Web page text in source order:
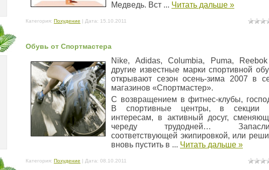
Медведь. Вст ... Читать дальше »
Категория: Похудение | Дата: 15.10.2011
Обувь от Спортмастера
Nike, Adidas, Columbia, Pumа,
другие известные марки спортивной
открывают сезон осень-зима 2007 в
магазинов «Спортмастер».
С возвращением в фитнес-клубы,
В спортивные центры, в секции
интересам, в активный досуг,
череду трудодней…
соответствующей экипировкой, или
вновь пустить в ... Читать дальше »
Категория: Похудение | Дата: 08.10.2011